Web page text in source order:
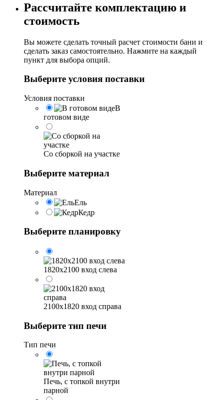
Рассчитайте комплектацию и
стоимость
Вы можете сделать точный расчет стоимости бани и
сделать заказ самостоятельно. Нажмите на каждый
пункт для выбора опций.
Выберите условия поставки
Условия поставки
В
готовом виде
Со сборкой на участке
Выберите материал
Материал
Ель
Кедр
Выберите планировку
1820х2100 вход слева
2100х1820 вход справа
Выберите тип печи
Тип печи
Печь, с топкой внутри
парной